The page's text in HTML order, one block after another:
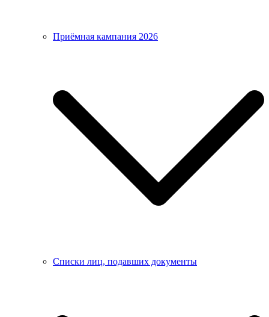
Приёмная кампания 2026
Списки лиц, подавших документы